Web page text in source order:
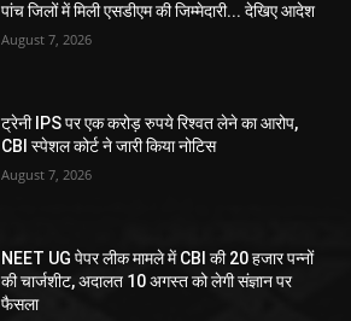
पांच जिलों में मिली एसडीएम की जिम्मेदारी... देखिए आदेश
August 7, 2026
ट्रेनी IPS पर एक करोड़ रुपये रिश्वत लेने का आरोप,
CBI स्पेशल कोर्ट ने जारी किया नोटिस
August 7, 2026
NEET UG पेपर लीक मामले में CBI की 20 हजार पन्नों
की चार्जशीट, अदालत 10 अगस्त को लेगी संज्ञान पर
फैसला